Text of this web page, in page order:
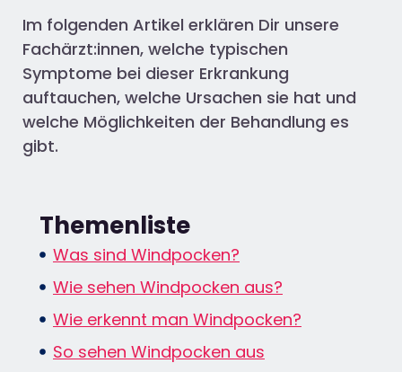
Im folgenden Artikel erklären Dir unsere
Fachärzt:innen, welche typischen
Symptome bei dieser Erkrankung
auftauchen, welche Ursachen sie hat und
welche Möglichkeiten der Behandlung es
gibt.
Themenliste
Was sind Windpocken?
Wie sehen Windpocken aus?​
Wie erkennt man Windpocken?
So sehen Windpocken aus